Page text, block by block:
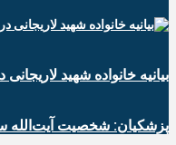
بیانیه خانواده شهید
پزشکیان: شخصیت آیت‌الله